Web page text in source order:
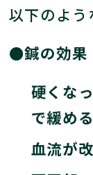
以下のよう
●鍼の効果
硬くな
で緩める
血流が